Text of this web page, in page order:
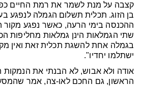
קצבה על מנת לשמר את רמת החיים
בן הזוג. תכלית תשלום הגמלה לנפגע
ההכנסה בימי הרעה, כאשר נפגע
שתי הגמלאות הינן גמלאות מחליפות
בגמלה אחת להשגת תכלית זאת ואין
ישתלמו יחדיו".
אודה ולא אבוש, לא הבנתי את הנמקות
הראשון, גם החכם לאו-צה, אמר